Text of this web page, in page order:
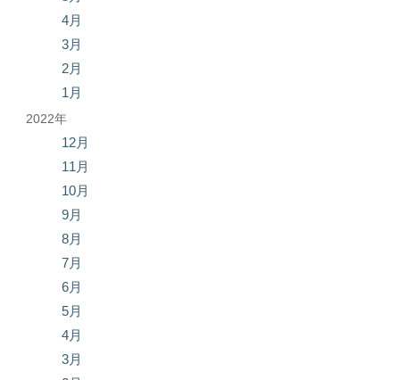
4月
3月
2月
1月
2022年
12月
11月
10月
9月
8月
7月
6月
5月
4月
3月